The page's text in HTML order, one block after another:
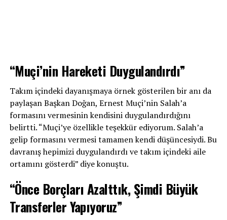
“Muçi’nin Hareketi Duygulandırdı”
Takım içindeki dayanışmaya örnek gösterilen bir anı da
paylaşan Başkan Doğan, Ernest Muçi’nin Salah’a
formasını vermesinin kendisini duygulandırdığını
belirtti. “Muçi’ye özellikle teşekkür ediyorum. Salah’a
gelip formasını vermesi tamamen kendi düşüncesiydi. Bu
davranış hepimizi duygulandırdı ve takım içindeki aile
ortamını gösterdi” diye konuştu.
“Önce Borçları Azalttık, Şimdi Büyük
Transferler Yapıyoruz”